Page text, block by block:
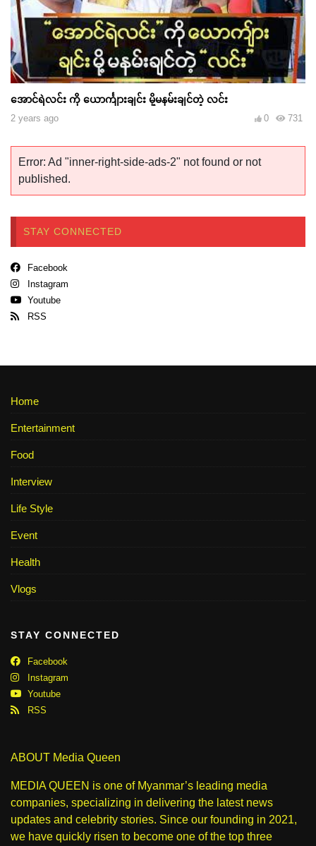
အောင်ရဲလင်း ကို ယောင်္ကျားချင်း မို့မနမ်းချင်တဲ့ လင်း
2 years ago 731
0
Error: Ad "inner-right-side-ads-2" not found or not
published.
STAY CONNECTED
Facebook
Instagram
Youtube
RSS
Home
Entertainment
Food
Interview
Life Style
Event
Health
Vlogs
STAY CONNECTED
Facebook
Instagram
Youtube
RSS
ABOUT Media Queen
MEDIA QUEEN is one of Myanmar’s leading media
companies, specializing in delivering the latest news
updates and celebrity stories. Since our founding in 2021,
we have quickly risen to become one of the top three